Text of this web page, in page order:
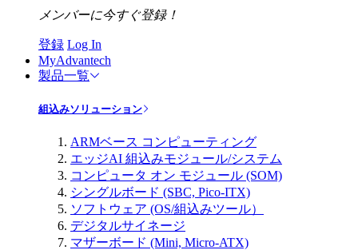
メンバーに今すぐ登録！
登録 Log In
MyAdvantech
製品一覧
組込みソリューション
ARMベース コンピューティング
エッジAI 組込みモジュール/システム
コンピュータ オン モジュール (SOM)
シングルボード (SBC, Pico-ITX)
ソフトウェア (OS/組込みツール）
デジタルサイネージ
マザーボード (Mini, Micro-ATX)